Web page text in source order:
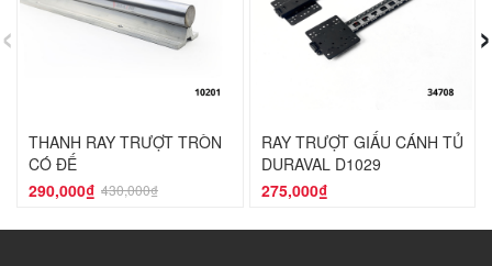
THANH RAY TRƯỢT TRÒN
CÓ ĐẾ
290,000₫ 430,000₫
RAY TRƯỢT GIẤU CÁNH TỦ
DURAVAL D1029
275,000₫
‹ ›